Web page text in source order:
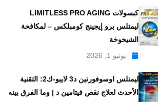
كبسولات LIMITLESS PRO AGING
ليمتلس برو إيجينج كومبلكس – لمكافحة
الشيخوخة
يونيو 1, 2026
ليمتلس اوسوفورتين د3 لايبو-ك2: التقنية
الأحدث لعلاج نقص فيتامين د | وما الفرق بينه